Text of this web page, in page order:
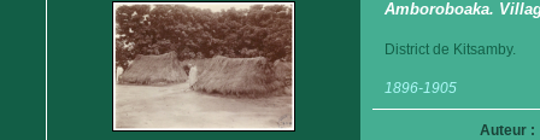
Amboroboaka.
District de Kitsamby.
1896-1905
Auteur :